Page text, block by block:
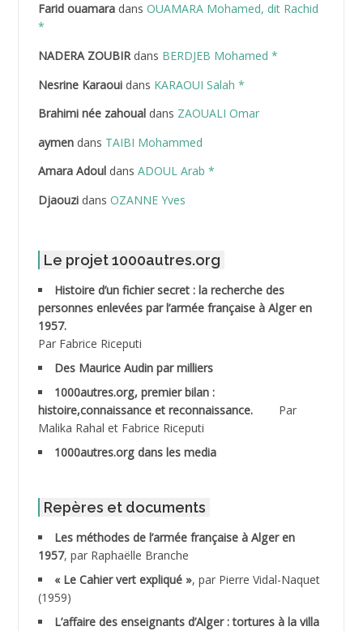
ABDELAZIZ Mohamed
ABDELHAFID Lakhdar
ABDELLI Mohamed
ABDELLI Mohamed *
ABDELMOUMENE Ahmed
ABDESMED Mohamed ben Kaddour
ABDESSELAMI Kouider
ABDESSLEM Ahmed dit le Coiffeur
ABDOUDOU
ABID Mohamed
ABNOUN Salah
ACHACHE M.*
ACHLAF Ali
Farid ouamaradans OUAMARA Mohamed, dit Rachid
*
NADERA ZOUBIRdans BERDJEB Mohamed *
Nesrine Karaouidans KARAOUI Salah *
Brahimi née zahoualdans ZAOUALI Omar
aymendans TAIBI Mohammed
Amara Adouldans ADOUL Arab *
Djaouzidans OZANNE Yves
Le projet 1000autres.org
Histoire d’un fichier secret : la recherche des
personnes enlevées par l’armée française à Alger en
1957.
Par Fabrice Riceputi
Des Maurice Audin par milliers
1000autres.org, premier bilan :
histoire,connaissance et reconnaissance.
Par
Malika Rahal et Fabrice Riceputi
1000autres.org dans les media
Repères et documents
Les méthodes de l’armée française à Alger en
1957, par Raphaëlle Branche
« Le Cahier vert expliqué », par Pierre Vidal-Naquet
(1959)
L’affaire des enseignants d’Alger : tortures à la villa